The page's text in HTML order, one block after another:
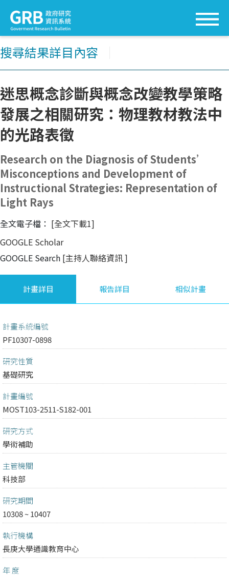
搜尋結果詳目內容
迷思概念診斷與概念改變教學策略
發展之相關研究：物理教材教法中
的光路表徵
Research on the Diagnosis of Students’
Misconceptions and Development of
Instructional Strategies: Representation of
Light Rays
全文電子檔： [全文下載1]
GOOGLE Scholar
GOOGLE Search [主持人聯絡資訊]
計畫詳目 報告詳目 相似計畫
計畫系統編號
PF10307-0898
研究性質
基礎研究
計畫編號
MOST103-2511-S182-001
研究方式
學術補助
主管機關
科技部
研究期間
10308 ~ 10407
執行機構
長庚大學通識教育中心
年 度